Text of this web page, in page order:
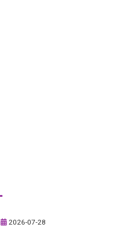
2026-07-28